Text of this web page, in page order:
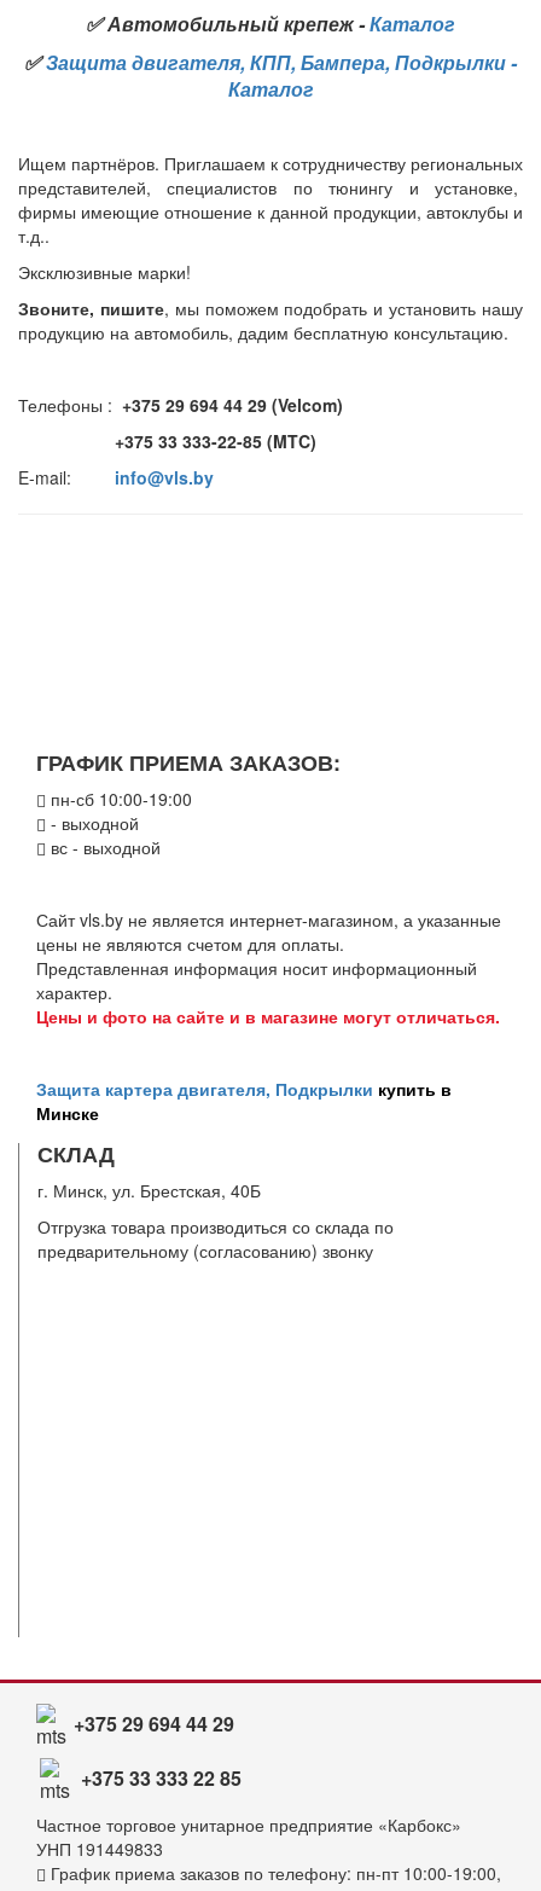
✅Автомобильный крепеж -Каталог
✅Защита двигателя, КПП, Бампера, Подкрылки -
Каталог
Ищем партнёров. Приглашаем к сотрудничеству региональных
представителей, специалистов по тюнингу и установке,
фирмы имеющие отношение к данной продукции, автоклубы и
т.д..
Эксклюзивные марки!
Звоните, пишите, мы поможем подобрать и установить нашу
продукцию на автомобиль, дадим бесплатную консультацию.
Телефоны : +375 29 694 44 29 (Velcom)
+375 33 333-22-85 (MTC)
E-mail: info@vls.by
ГРАФИК ПРИЕМА ЗАКАЗОВ:
пн-сб 10:00-19:00
- выходной
вс - выходной
Сайт vls.by не является интернет-магазином, а указанные
цены не являются счетом для оплаты.
Представленная информация носит информационный
характер.
Цены и фото на сайте и в магазине могут отличаться.
Защита картера двигателя, Подкрылки купить в
Минске
СКЛАД
г. Минск, ул. Брестская, 40Б
Отгрузка товара производиться со склада по
предварительному (согласованию) звонку
+375 29 694 44 29
+375 33 333 22 85
Частное торговое унитарное предприятие «Карбокс»
УНП 191449833
График приема заказов по телефону: пн-пт 10:00-19:00,